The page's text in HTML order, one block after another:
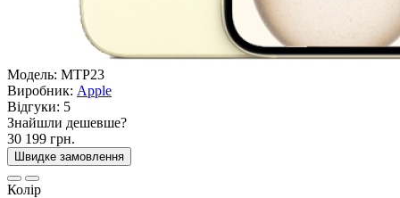
Модель: MTP23
Виробник: Apple
Відгуки: 5
Знайшли дешевше?
30 199 грн.
Швидке замовлення
Колір